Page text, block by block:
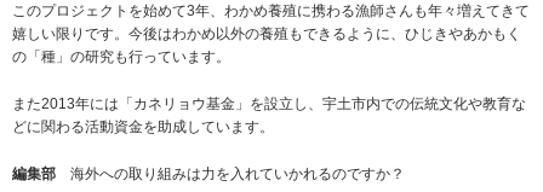
このプロジェクトを始めて3年、わかめ養殖に携わる漁師さんも年々増えてきて
嬉しい限りです。今後はわかめ以外の養殖もできるように、ひじきやあかもく
の「種」の研究も行っています。
また2013年には「カネリョウ基金」を設立し、宇土市内での伝統文化や教育な
どに関わる活動資金を助成しています。
編集部 海外への取り組みは力を入れていかれるのですか？